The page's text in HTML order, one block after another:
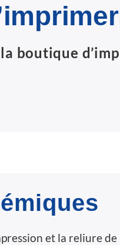
boutique
et la reliure de